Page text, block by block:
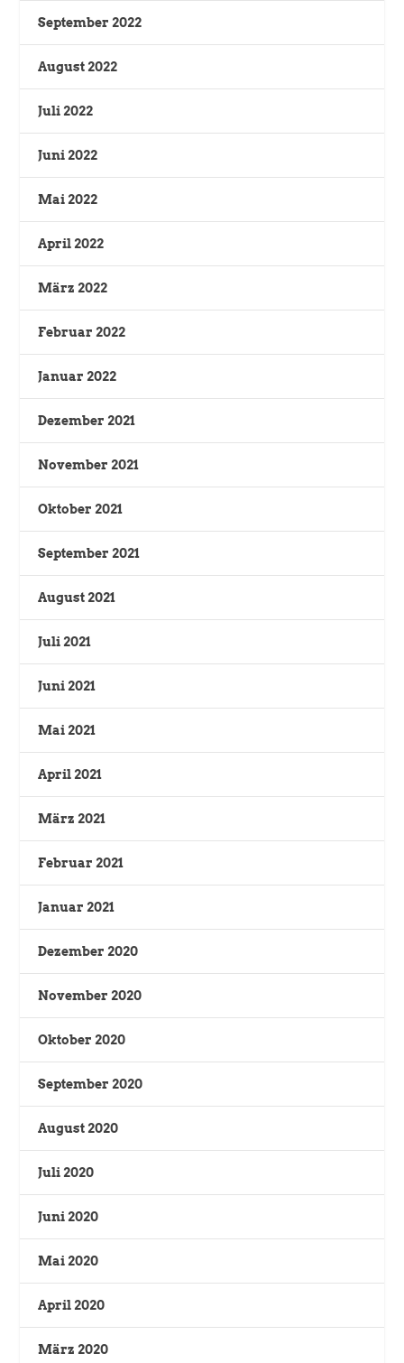
September 2022
August 2022
Juli 2022
Juni 2022
Mai 2022
April 2022
März 2022
Februar 2022
Januar 2022
Dezember 2021
November 2021
Oktober 2021
September 2021
August 2021
Juli 2021
Juni 2021
Mai 2021
April 2021
März 2021
Februar 2021
Januar 2021
Dezember 2020
November 2020
Oktober 2020
September 2020
August 2020
Juli 2020
Juni 2020
Mai 2020
April 2020
März 2020